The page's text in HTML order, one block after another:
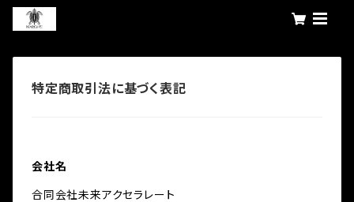
特定商取引法に基づく表記
会社名
合同会社未来アクセラレート